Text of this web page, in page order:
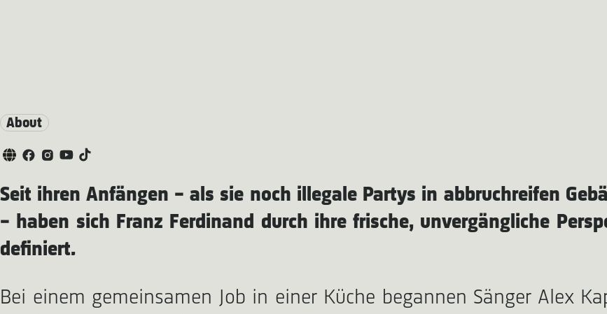
About
Seit ihren Anfängen – als sie noch illegale Partys in abbruchreifen
– haben sich Franz Ferdinand durch ihre frische, unvergängliche
definiert.
Bei einem gemeinsamen Job in einer Küche begannen Sänger Alex